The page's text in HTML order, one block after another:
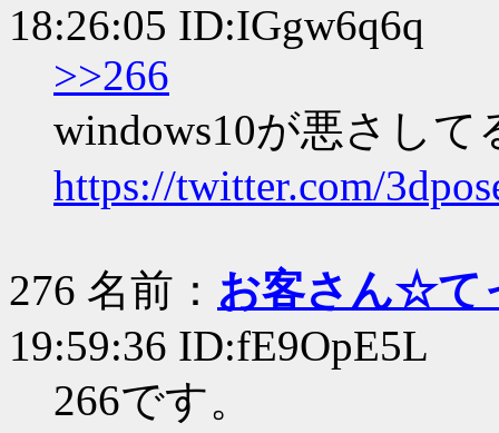
18:26:05 ID:IGgw6q6q
>>266
windows10が悪さして
https://twitter.com/
276 名前： お客さん☆て
19:59:36 ID:fE9OpE5L
266です。